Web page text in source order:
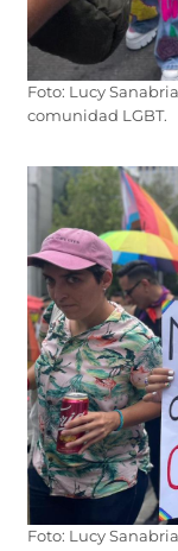
Foto: Lucy
comunidad LGBT.
Foto: Lucy